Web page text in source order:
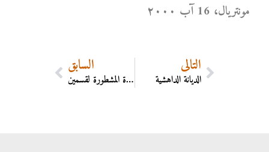
مونتریال، 16 آب ۲۰۰۰
السابق
الشجرة المشطورة لقسمين
التالي
الديانة الداهشية